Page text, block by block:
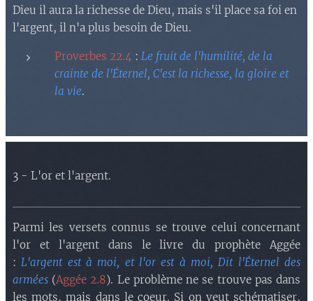
Dieu il aura la richesse de Dieu, mais s'il place sa foi en
l'argent, il n'a plus besoin de Dieu.
Proverbes 22.4 : Le fruit de l'humilité, de la
crainte de l'Éternel, C'est la richesse, la gloire et
la vie.
3 - L'or et l'argent.
Parmi les versets connus se trouve celui concernant
l'or et l'argent dans le livre du prophète Aggée
: L'argent est à moi, et l'or est à moi, Dit l'Éternel des
armées (Aggée 2.8). Le problème ne se trouve pas dans
les mots, mais dans le coeur. Si on veut schématiser,